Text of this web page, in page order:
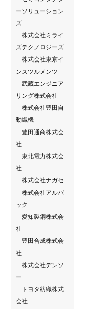
ーソリューション
ズ
株式会社ミライ
ズテクノロジーズ
株式会社東京イ
ンスツルメンツ
武蔵エンジニア
リング株式会社
株式会社豊田自
動織機
豊田通商株式会
社
東北電力株式会
社
株式会社ナガセ
株式会社アルバ
ック
愛知製鋼株式会
社
豊田合成株式会
社
株式会社デンソ
ー
トヨタ紡織株式
会社